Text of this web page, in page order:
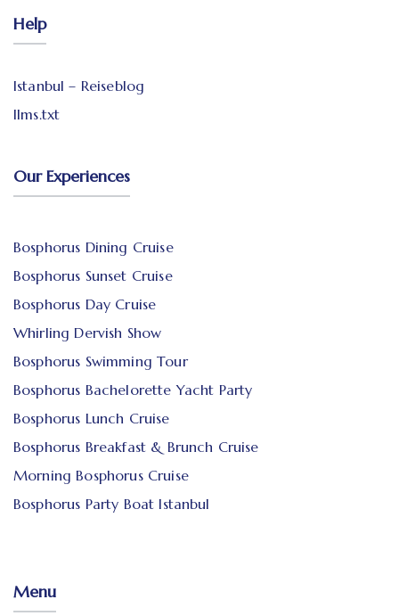
Help
Istanbul – Reiseblog
llms.txt
Our Experiences
Bosphorus Dining Cruise
Bosphorus Sunset Cruise
Bosphorus Day Cruise
Whirling Dervish Show
Bosphorus Swimming Tour
Bosphorus Bachelorette Yacht Party
Bosphorus Lunch Cruise
Bosphorus Breakfast & Brunch Cruise
Morning Bosphorus Cruise
Bosphorus Party Boat Istanbul
Menu